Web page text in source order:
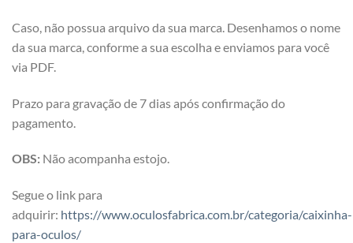
Caso, não possua arquivo da sua marca. Desenhamos o nome
da sua marca, conforme a sua escolha e enviamos para você
via PDF.
Prazo para gravação de 7 dias após confirmação do
pagamento.
OBS: Não acompanha estojo.
Segue o link para
adquirir: https://www.oculosfabrica.com.br/categoria/caixinha-
para-oculos/